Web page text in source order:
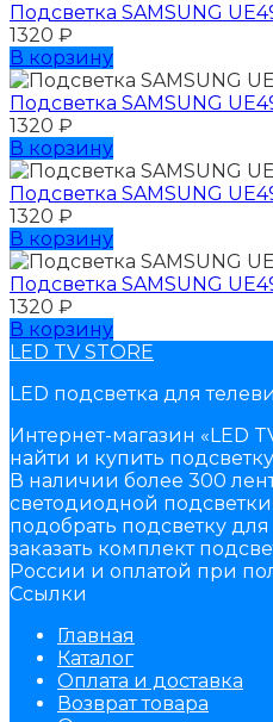
Подсветка SAMSUNG
1320 ₽
В корзину
Подсветка SAMSUNG
1320 ₽
В корзину
Подсветка SAMSUNG
1320 ₽
В корзину
Подсветка SAMSUNG
1320 ₽
В корзину
LED TV STORE
LED подсветка для
Интернет-магазин «LED
найти и купить
В наличии более 300
светодиодной
подобрать подсветку
заказать комплект
России и оплатой при
Ссылки
Главная
Каталог
Оплата и доставка
Возврат товара